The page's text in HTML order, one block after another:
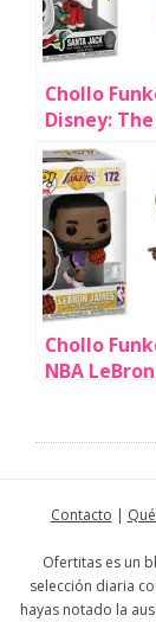
Chollo
Disney:
Before
30th -
sólo 9,99€
Chollo
NBA
Contacto |
Ofertitas es un
selección diaria
hayas notado la